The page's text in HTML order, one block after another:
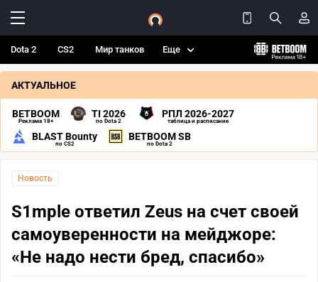
Dota 2 CS2 Мир танков Еще
АКТУАЛЬНОЕ
BETBOOM
Реклама 18+
TI 2026
по Dota 2
РПЛ 2026-2027
таблица и расписание
BLAST Bounty
по CS2
BETBOOM SB
по Dota 2
Новость
S1mple ответил Zeus на счет своей
самоуверенности на мейджоре:
«Не надо нести бред, спасибо»